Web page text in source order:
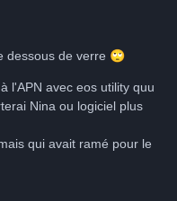
dessous de verre 🙄
l'APN avec eos utility quu
Nina ou logiciel plus
qui avait ramé pour le